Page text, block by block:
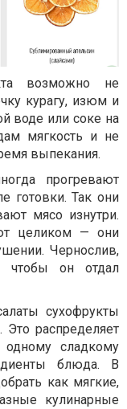
возможно не
курагу, изюм и
воде или соке на
мягкость и не
выпекания.
прогревают
готовки. Так они
мясо изнутри.
целиком — они
Чернослив,
чтобы он отдал
сухофрукты
распределяет
сладкому
блюда. В
как мягкие,
кулинарные